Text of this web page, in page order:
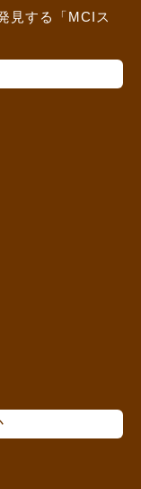
見する「MCIス